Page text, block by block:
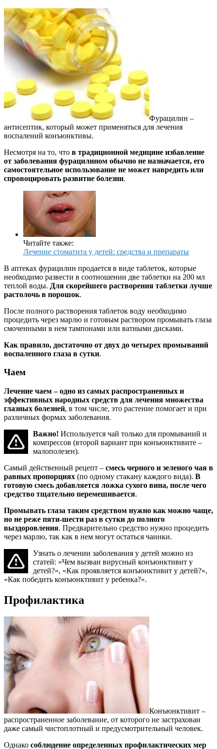
Фурацилин –
антисептик, который может применяться для лечения
воспалений конъюнктивы.
Несмотря на то, что в традиционной медицине избавление
от заболевания фурацилином обычно не назначается, его
самостоятельное использование не может навредить или
спровоцировать развитие болезни.
Читайте также:
Лечение стоматита у детей: средства и препараты
В аптеках фурацилин продается в виде таблеток, которые
необходимо развести в соотношении две таблетки на 200 мл
теплой воды. Для скорейшего растворения таблетки лучше
растолочь в порошок.
После полного растворения таблеток воду необходимо
процедить через марлю и готовым раствором промывать глаза
смоченными в нем тампонами или ватными дисками.
Как правило, достаточно от двух до четырех промываний
воспаленного глаза в сутки.
Чаем
Лечение чаем – одно из самых распространенных и
эффективных народных средств для лечения множества
глазных болезней, в том числе, это растение помогает и при
различных формах заболевания.
Важно! Используется чай только для промываний и
компрессов (второй вариант при конъюнктивите –
малополезен).
Самый действенный рецепт – смесь черного и зеленого чая в
равных пропорциях (по одному стакану каждого вида). В
готовую смесь добавляется ложка сухого вина, после чего
средство тщательно перемешивается.
Промывать глаза таким средством нужно как можно чаще,
но не реже пяти-шести раз в сутки до полного
выздоровления. Предварительно средство нужно процедить
через марлю, так как в нем могут остаться чаинки.
Узнать о лечении заболевания у детей можно из
статей: «Чем вызван вирусный конъюнктивит у
детей?», «Как проявляется конъюнктивит у детей?»,
«Как победить конъюнктивит у ребенка?».
Профилактика
Конъюнктивит –
распространенное заболевание, от которого не застрахован
даже самый чистоплотный и предусмотрительный человек.
Однако соблюдение определенных профилактических мер